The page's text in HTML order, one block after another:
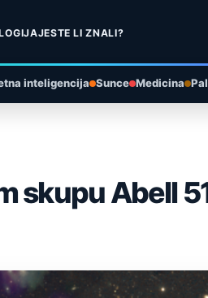
JESTE LI ZNALI?
inteligencija Sunce Medicina
skupu Abell